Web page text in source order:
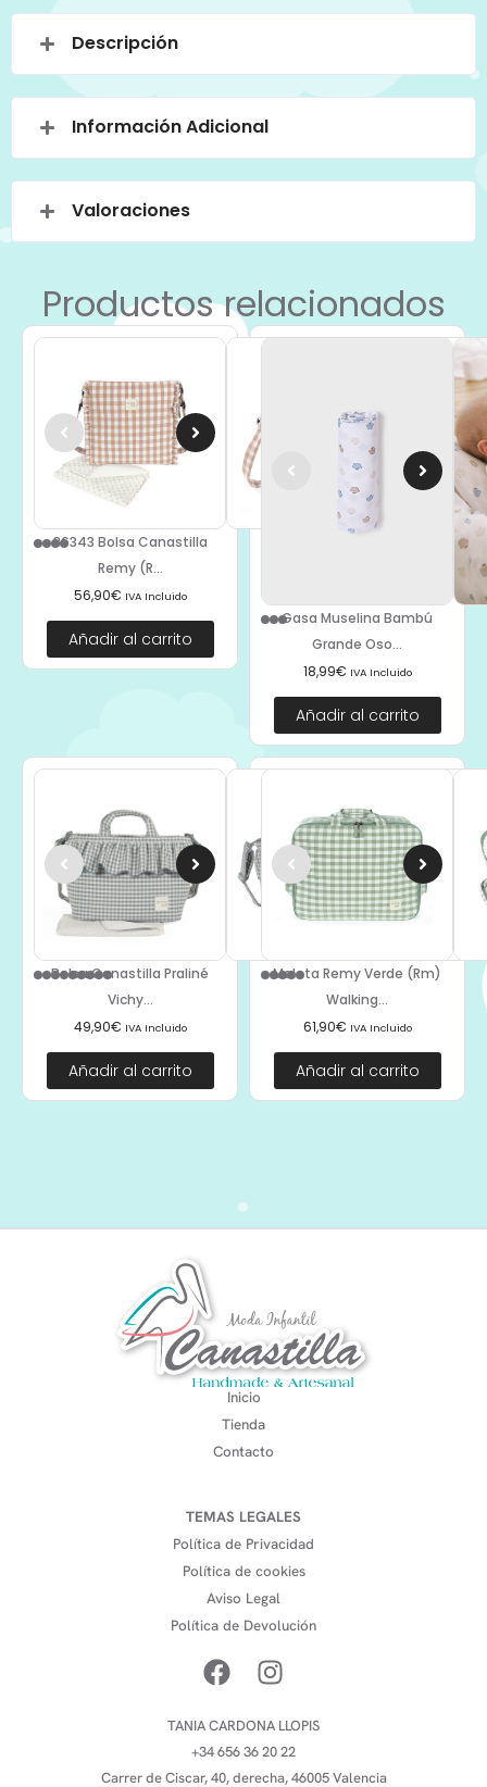
Descripción
Información Adicional
Valoraciones
Productos relacionados
36343 Bolsa Canastilla
Remy (R...
56,90€ IVA Incluido
Añadir al carrito
Gasa Muselina Bambú
Grande Oso...
18,99€ IVA Incluido
Añadir al carrito
Bolsa Canastilla Praliné
Vichy...
49,90€ IVA Incluido
Añadir al carrito
Maleta Remy Verde (Rm)
Walking...
61,90€ IVA Incluido
Añadir al carrito
Inicio
Tienda
Contacto
TEMAS LEGALES
Política de Privacidad
Política de cookies
Aviso Legal
Política de Devolución
TANIA CARDONA LLOPIS
+34 656 36 20 22
Carrer de Ciscar, 40, derecha, 46005 Valencia